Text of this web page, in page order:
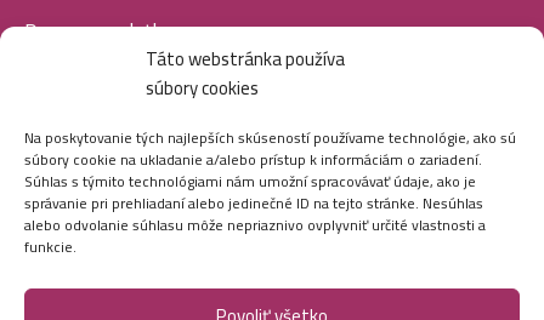
Táto webstránka používa
súbory cookies
Na poskytovanie tých najlepších skúseností používame technológie, ako sú
súbory cookie na ukladanie a/alebo prístup k informáciám o zariadení.
Súhlas s týmito technológiami nám umožní spracovávať údaje, ako je
správanie pri prehliadaní alebo jedinečné ID na tejto stránke. Nesúhlas
alebo odvolanie súhlasu môže nepriaznivo ovplyvniť určité vlastnosti a
funkcie.
Doprava a platba
SOCIÁLNE SIETE